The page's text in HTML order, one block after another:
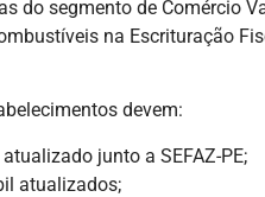
do segmento de Comércio
na Escrituração
devem:
junto a SEFAZ-PE;
atualizados;